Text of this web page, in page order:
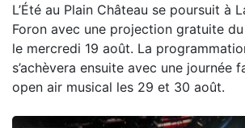
L’Été au Plain Château se poursuit à
Foron avec une projection gratuite
le mercredi 19 août. La
s’achèvera ensuite avec une journée
open air musical les 29 et 30 août.